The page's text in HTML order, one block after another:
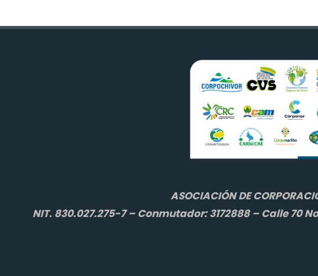
ASOCIACIÓN DE
NIT. 830.027.275-7 – Conmutador: 3172888 – Calle 70